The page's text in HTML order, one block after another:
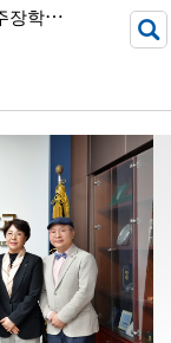
김
기주 동문(경제 80), ‘경제학부 김기주장학금’ 기부 서명식 개최